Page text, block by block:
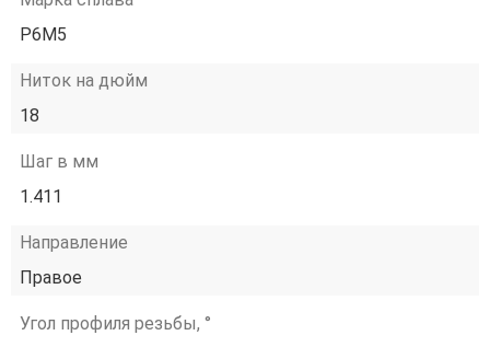
Р6М5
Ниток на дюйм
18
Шаг в мм
1.411
Направление
Правое
Угол профиля резьбы, °